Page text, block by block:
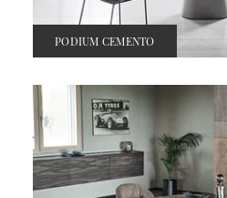
PODIUM CEMENTO